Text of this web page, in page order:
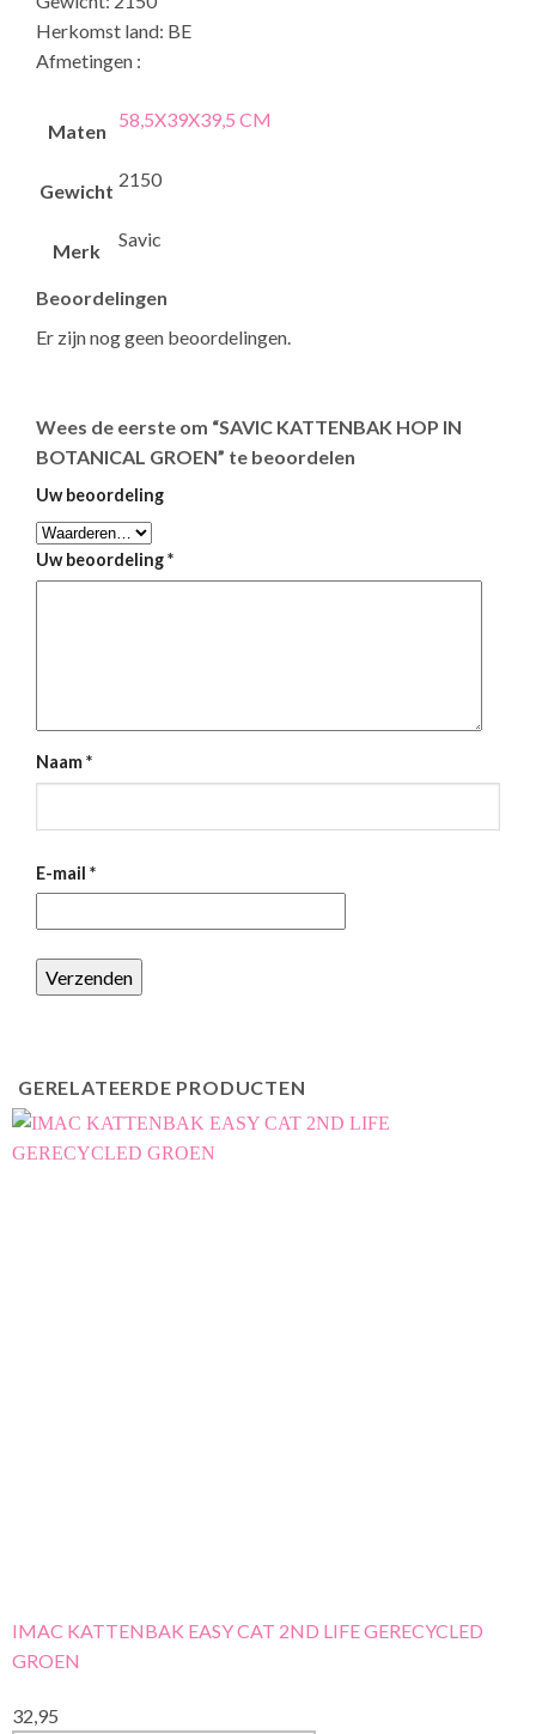
Herkomst land: BE
Afmetingen :
Maten
58,5X39X39,5 CM
Gewicht
2150
Merk
Savic
Beoordelingen
Er zijn nog geen beoordelingen.
Wees de eerste om “SAVIC KATTENBAK HOP IN
BOTANICAL GROEN” te beoordelen
Uw beoordeling
Uw beoordeling*
Naam*
E-mail *
GERELATEERDE PRODUCTEN
IMAC KATTENBAK EASY CAT 2ND LIFE GERECYCLED
GROEN
32,95